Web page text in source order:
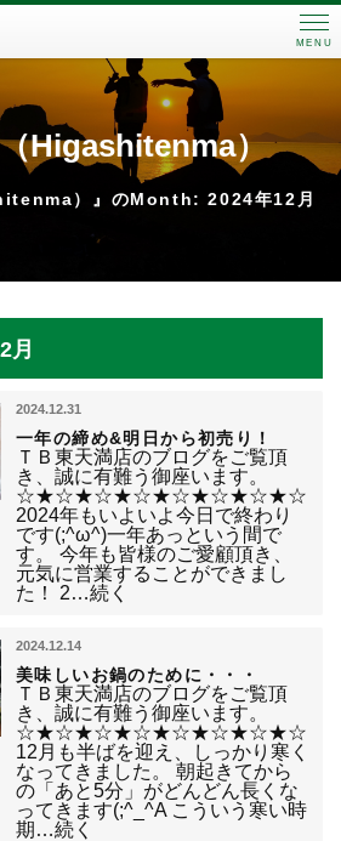
MENU
Higashitenma）
）』のMonth: 2024年12月
月
2024.12.31
一年の締め&明日から初売り！
ＴＢ東天満店のブログをご覧頂
き、誠に有難う御座います。
☆★☆★☆★☆★☆★☆★☆★☆
2024年もいよいよ今日で終わり
です(;^ω^)一年あっという間で
す。 今年も皆様のご愛顧頂き、
元気に営業することができまし
た！ 2…続く
2024.12.14
美味しいお鍋のために・・・
ＴＢ東天満店のブログをご覧頂
き、誠に有難う御座います。
☆★☆★☆★☆★☆★☆★☆★☆
12月も半ばを迎え、しっかり寒く
なってきました。 朝起きてから
の「あと5分」がどんどん長くな
ってきます(;^_^A こういう寒い時
期…続く